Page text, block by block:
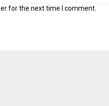
for the next time I comment.